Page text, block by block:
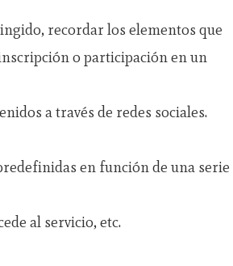
recordar los elementos que
o participación en un
a través de redes sociales.
en función de una serie
al servicio, etc.